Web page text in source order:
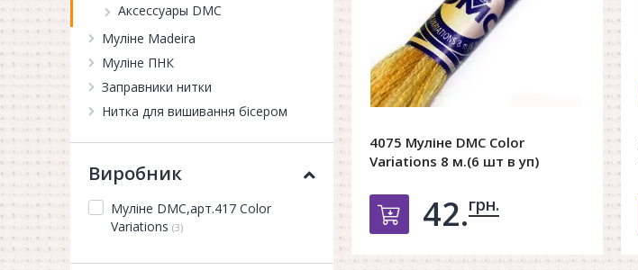
Аксессуары DMC
Муліне Madeira
Муліне ПНК
Заправники нитки
Нитка для вишивання бісером
Виробник
Муліне DMC,арт.417 Color
Variations (3)
4075 Муліне DMC Color
Variations 8 м.(6 шт в уп)
Добавить в корзину
42.грн.